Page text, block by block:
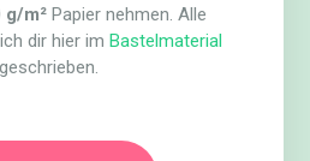
g/m² Papier nehmen. Alle
dir hier imBastelmaterial